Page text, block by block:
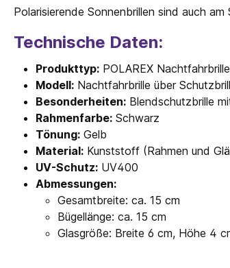
Polarisierende Sonnenbrillen sind auch
Technische Daten:
Produkttyp: POLAREX Nachtfahrbrille
Modell: Nachtfahrbrille über
Besonderheiten: Blendschutzbrille
Rahmenfarbe: Schwarz
Tönung: Gelb
Material: Kunststoff (Rahmen und
UV-Schutz: UV400
Abmessungen:
Gesamtbreite: ca. 15 cm
Bügellänge: ca. 15 cm
Glasgröße: Breite 6 cm, Höhe 4